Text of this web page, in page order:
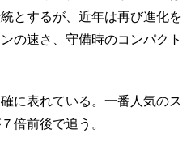
とするが、近年は再び進化を
の速さ、守備時のコンパクト
に表れている。一番人気のス
倍前後で追う。